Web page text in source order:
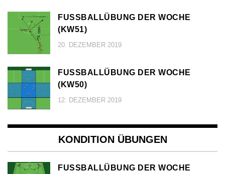
FUSSBALLÜBUNG DER WOCHE (
KW51)
20. DEZEMBER 2019
FUSSBALLÜBUNG DER WOCHE (
KW50)
12. DEZEMBER 2019
KONDITION ÜBUNGEN
FUSSBALLÜBUNG DER WOCHE (